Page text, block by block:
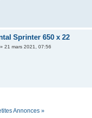
Sprinter 650 x 22
21 mars 2021, 07:56
Annonces »